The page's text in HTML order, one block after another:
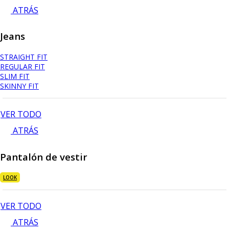
ATRÁS
Jeans
STRAIGHT FIT
REGULAR FIT
SLIM FIT
SKINNY FIT
VER TODO
ATRÁS
Pantalón de vestir
LOOK
VER TODO
ATRÁS